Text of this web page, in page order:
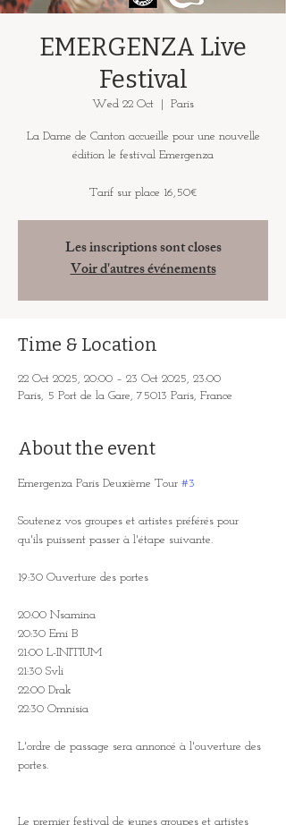
EMERGENZA Live
Festival
Wed 22 Oct Paris
La Dame de Canton accueille pour une nouvelle
édition le festival Emergenza
Tarif sur place 16,50€
Les inscriptions sont closes
Voir d'autres événements
Time & Location
22 Oct 2025, 20:00 – 23 Oct 2025, 23:00
Paris, 5 Port de la Gare, 75013 Paris, France
About the event
Emergenza Paris Deuxième Tour #3
Soutenez vos groupes et artistes préférés pour
qu'ils puissent passer à l'étape suivante.
19:30 Ouverture des portes
20:00 Nsamina
20:30 Emi B
21:00 L-INITIUM
21:30 Svli
22:00 Drak
22:30 Omnisia
L'ordre de passage sera annoncé à l'ouverture des
portes.
Le premier festival de jeunes groupes et artistes